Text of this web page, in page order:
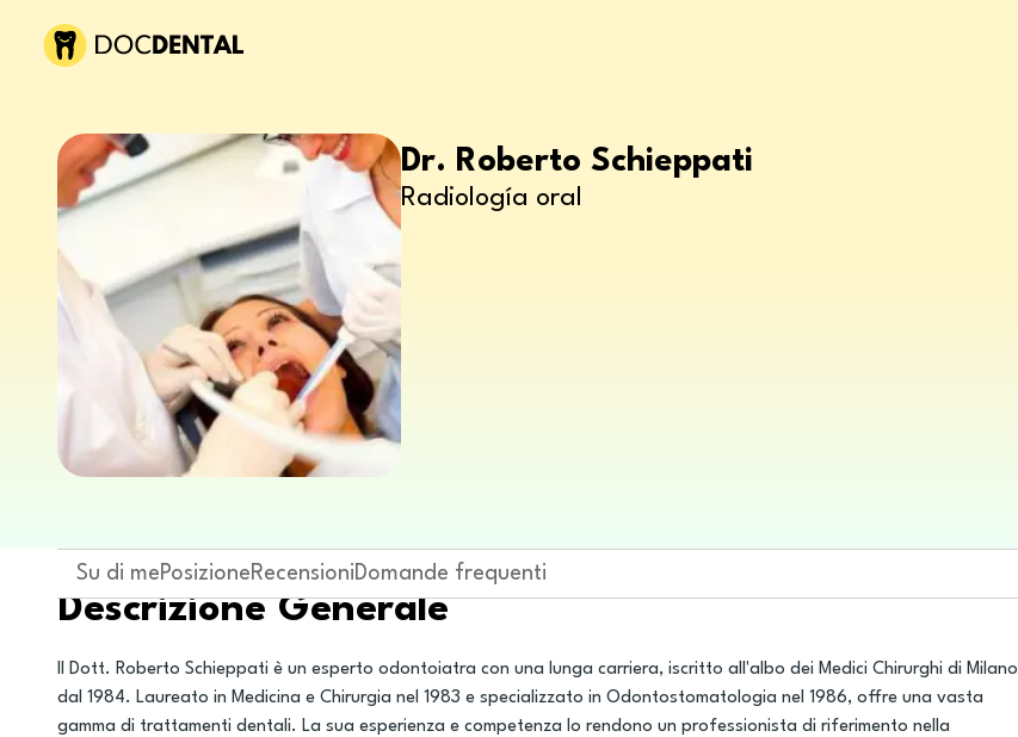
Dr. Roberto Schieppati
Radiología oral
Su di mePosizioneRecensioniDomande frequenti
Descrizione Generale
Il Dott. Roberto Schieppati è un esperto odontoiatra con una lunga carriera, iscritto all'albo dei Medici Chirurghi di Milano
dal 1984. Laureato in Medicina e Chirurgia nel 1983 e specializzato in Odontostomatologia nel 1986, offre una vasta
gamma di trattamenti dentali. La sua esperienza e competenza lo rendono un professionista di riferimento nella